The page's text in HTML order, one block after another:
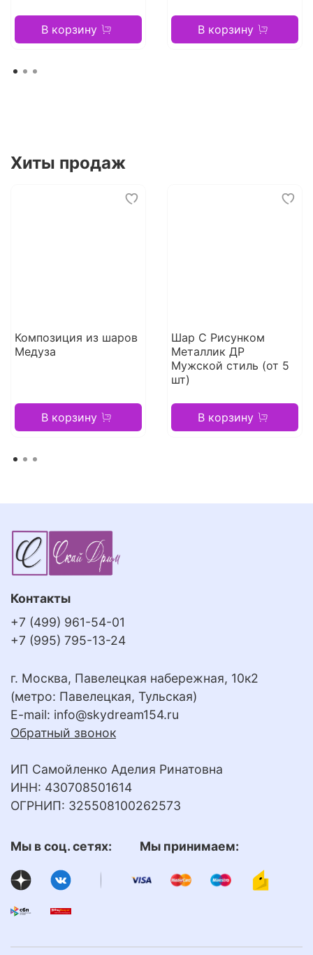
В корзину В корзину
Хиты продаж
Композиция из шаров
Медуза
В корзину
Шар С Рисунком
Металлик ДР
Мужской стиль (от 5
шт)
В корзину
Контакты
+7 (499) 961-54-01
+7 (995) 795-13-24
г. Москва, Павелецкая набережная, 10к2
(метро: Павелецкая, Тульская)
E-mail: info@skydream154.ru
Обратный звонок
ИП Самойленко Аделия Ринатовна
ИНН: 430708501614
ОГРНИП: 325508100262573
Мы в соц. сетях: Мы принимаем: